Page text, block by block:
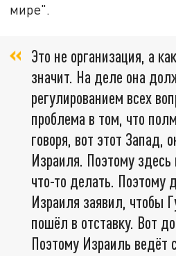
мире".
Это не организация, а
значит. На деле она
регулированием всех
проблема в том, что
говоря, вот этот Запад,
Израиля. Поэтому
что-то делать. Поэтому
Израиля заявил, чтобы
пошёл в отставку. Вот
Поэтому Израиль ведёт